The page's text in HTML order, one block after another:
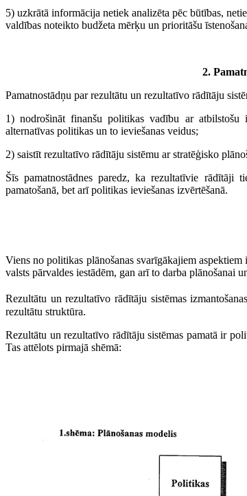
5) uzkrātā informācija netiek analizēta pēc būtības,
valdības noteikto budžeta mērķu un prioritāšu
2.
Pamatnostādņu par rezultātu un rezultatīvo rādītāju
1) nodrošināt finanšu politikas vadību ar atbilstošu
alternatīvas politikas un to ieviešanas veidus;
2) saistīt rezultatīvo rādītāju sistēmu ar stratēģisko
Šīs pamatnostādnes paredz, ka rezultatīvie
pamatošanā, bet arī politikas ieviešanas izvērtēšanā.
Viens no politikas plānošanas svarīgākajiem
valsts pārvaldes iestādēm, gan arī to darba plānošanai
Rezultātu un rezultatīvo rādītāju sistēmas
rezultātu struktūra.
Rezultātu un rezultatīvo rādītāju sistēmas pamatā ir
Tas attēlots pirmajā shēmā: